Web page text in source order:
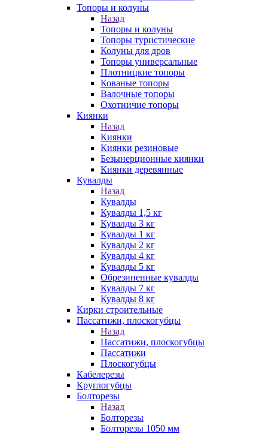
Топоры и колуны
Назад
Топоры и колуны
Топоры туристические
Колуны для дров
Топоры универсальные
Плотницкие топоры
Кованые топоры
Валочные топоры
Охотничие топоры
Киянки
Назад
Киянки
Киянки резиновые
Безынерционные киянки
Киянки деревянные
Кувалды
Назад
Кувалды
Кувалды 1,5 кг
Кувалды 3 кг
Кувалды 1 кг
Кувалды 2 кг
Кувалды 4 кг
Кувалды 5 кг
Обрезиненные кувалды
Кувалды 7 кг
Кувалды 8 кг
Кирки строительные
Пассатижи, плоскогубцы
Назад
Пассатижи, плоскогубцы
Пассатижи
Плоскогубцы
Кабелерезы
Круглогубцы
Болторезы
Назад
Болторезы
Болторезы 1050 мм